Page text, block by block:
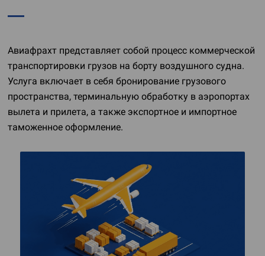
Авиафрахт представляет собой процесс коммерческой
транспортировки грузов на борту воздушного судна.
Услуга включает в себя бронирование грузового
пространства, терминальную обработку в аэропортах
вылета и прилета, а также экспортное и импортное
таможенное оформление.